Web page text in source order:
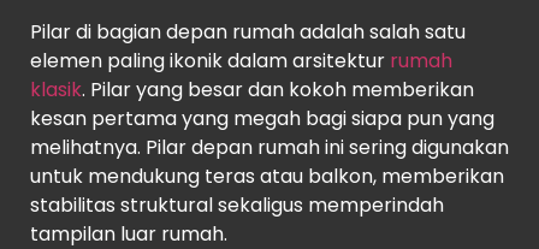
Pilar di bagian depan rumah adalah salah satu
elemen paling ikonik dalam arsitektur rumah
klasik. Pilar yang besar dan kokoh memberikan
kesan pertama yang megah bagi siapa pun yang
melihatnya. Pilar depan rumah ini sering digunakan
untuk mendukung teras atau balkon, memberikan
stabilitas struktural sekaligus memperindah
tampilan luar rumah.